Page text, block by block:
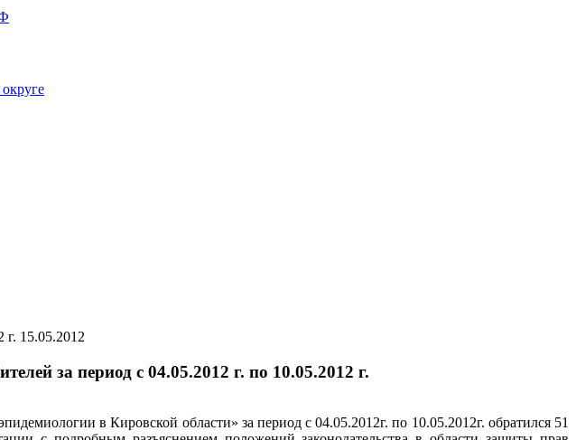
15.05.2012
за период с 04.05.2012 г. по 10.05.2012 г.
в Кировской области» за период с 04.05.2012г. по 10.05.2012г. обратился 51